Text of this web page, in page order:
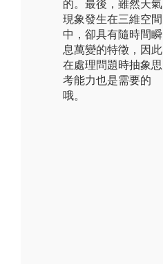
的。最後，雖然天氣
現象發生在三維空間
中，卻具有隨時間瞬
息萬變的特徵，因此
在處理問題時抽象思
考能力也是需要的
哦。